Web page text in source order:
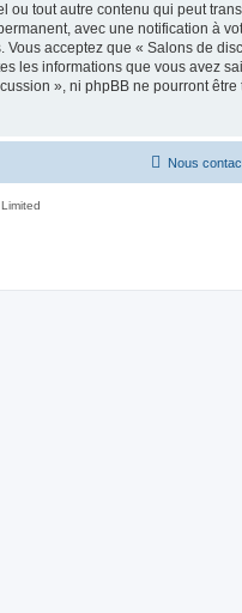
tout autre contenu qui peut
avec une notification à
acceptez que « Salons de
les informations que vous avez
», ni phpBB ne pourront
Nous